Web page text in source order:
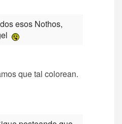
esos Nothos,
que tal colorean.